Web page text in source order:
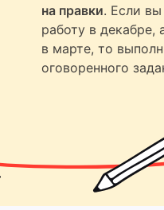
на правки. Если вы
работу в декабре,
в марте, то
оговоренного